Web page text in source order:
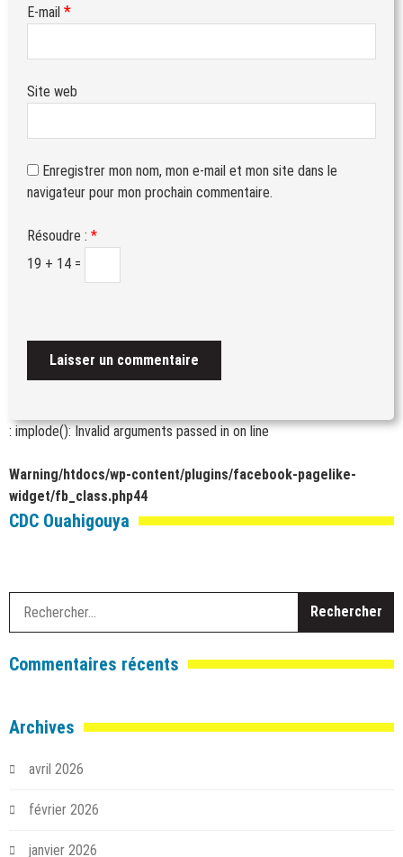
E-mail *
Site web
Enregistrer mon nom, mon e-mail et mon site dans le
navigateur pour mon prochain commentaire.
Résoudre : *
19 + 14 =
: implode(): Invalid arguments passed inon line
Warning/htdocs/wp-content/plugins/facebook-pagelike-
widget/fb_class.php44
CDC Ouahigouya
Commentaires récents
Archives
avril 2026
février 2026
janvier 2026